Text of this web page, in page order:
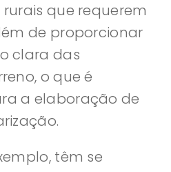
que requerem
de proporcionar
clara das
o que é
a elaboração de
têm se